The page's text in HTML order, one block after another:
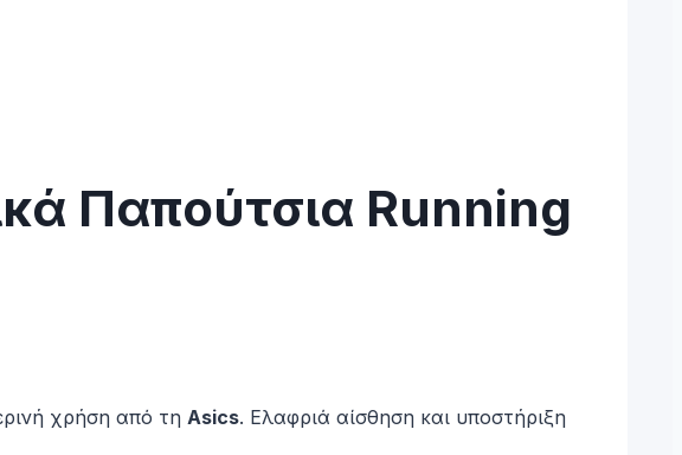
Παπούτσια Running
χρήση από τη Asics. Ελαφριά αίσθηση και υποστήριξη